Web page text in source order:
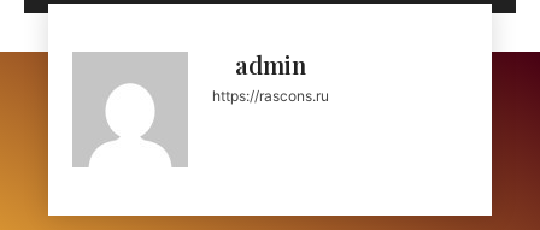
admin
https://rascons.ru